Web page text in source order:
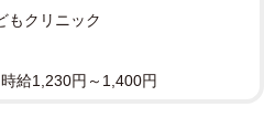
能研、早稲田アカデミー、四
た大手中学受験塾（集団塾）
て、解説していただきました(※
もクリニック
給1,230円～1,400円